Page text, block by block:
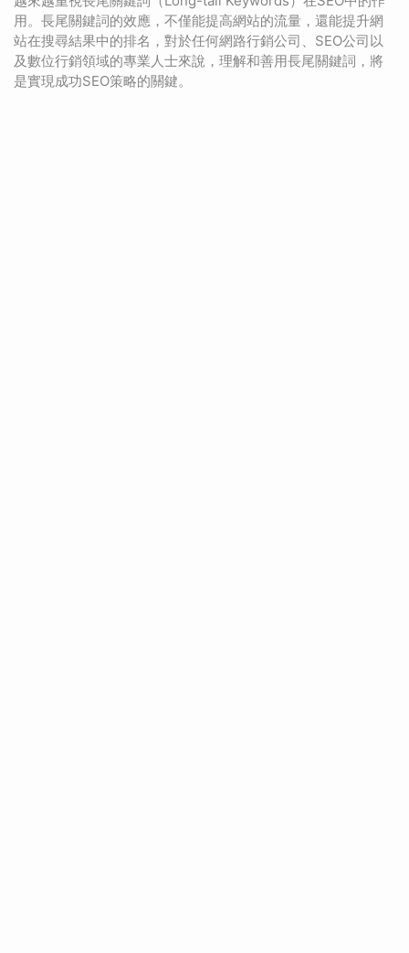
用。長尾關鍵詞的效應，不僅能提高網站的流量，還能提升網
站在搜尋結果中的排名，對於任何網路行銷公司、SEO公司以
及數位行銷領域的專業人士來說，理解和善用長尾關鍵詞，將
是實現成功SEO策略的關鍵。